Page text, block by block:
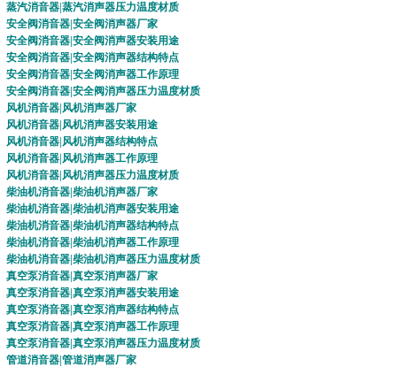
蒸汽消音器 蒸汽消声器压力温度材质
安全阀消音器 安全阀消声器厂家
安全阀消音器 安全阀消声器安装用途
安全阀消音器 安全阀消声器结构特点
安全阀消音器 安全阀消声器工作原理
安全阀消音器 安全阀消声器压力温度材质
风机消音器 风机消声器厂家
风机消音器 风机消声器安装用途
风机消音器 风机消声器结构特点
风机消音器 风机消声器工作原理
风机消音器 风机消声器压力温度材质
柴油机消音器 柴油机消声器厂家
柴油机消音器 柴油机消声器安装用途
柴油机消音器 柴油机消声器结构特点
柴油机消音器 柴油机消声器工作原理
柴油机消音器 柴油机消声器压力温度材质
真空泵消音器 真空泵消声器厂家
真空泵消音器 真空泵消声器安装用途
真空泵消音器 真空泵消声器结构特点
真空泵消音器 真空泵消声器工作原理
真空泵消音器 真空泵消声器压力温度材质
管道消音器 管道消声器厂家